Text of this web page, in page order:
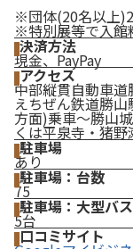
※団体(20名以上
※特別展等で入館
決済方法
現金、PayPay
アクセス
中部縦貫自動車
えちぜん鉄道勝
方面)乗車～勝山
くは平泉寺・猪
駐車場
あり
駐車場：台数
75
駐車場：大型バ
5台
口コミサイト